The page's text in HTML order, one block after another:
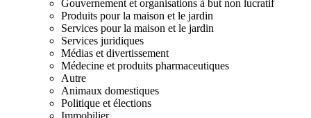
Gouvernement et organisations à but non lucratif
Produits pour la maison et le jardin
Services pour la maison et le jardin
Services juridiques
Médias et divertissement
Médecine et produits pharmaceutiques
Autre
Animaux domestiques
Politique et élections